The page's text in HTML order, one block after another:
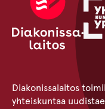
Diakonissalaitos
yhteiskuntaa